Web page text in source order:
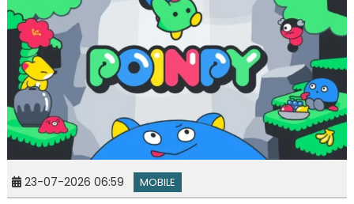
23-07-2026 06:59 MOBILE